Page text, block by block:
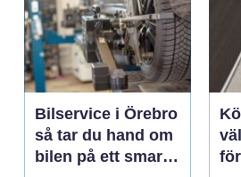
Bilservice i Örebro
så tar du hand om
bilen på ett smart